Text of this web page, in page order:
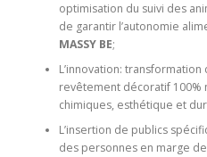
optimisation du suivi des
de garantir l’autonomie
MASSY BE;
L’innovation:
revêtement décoratif 100%
chimiques, esthétique et
L’insertion de publics
des personnes en marge